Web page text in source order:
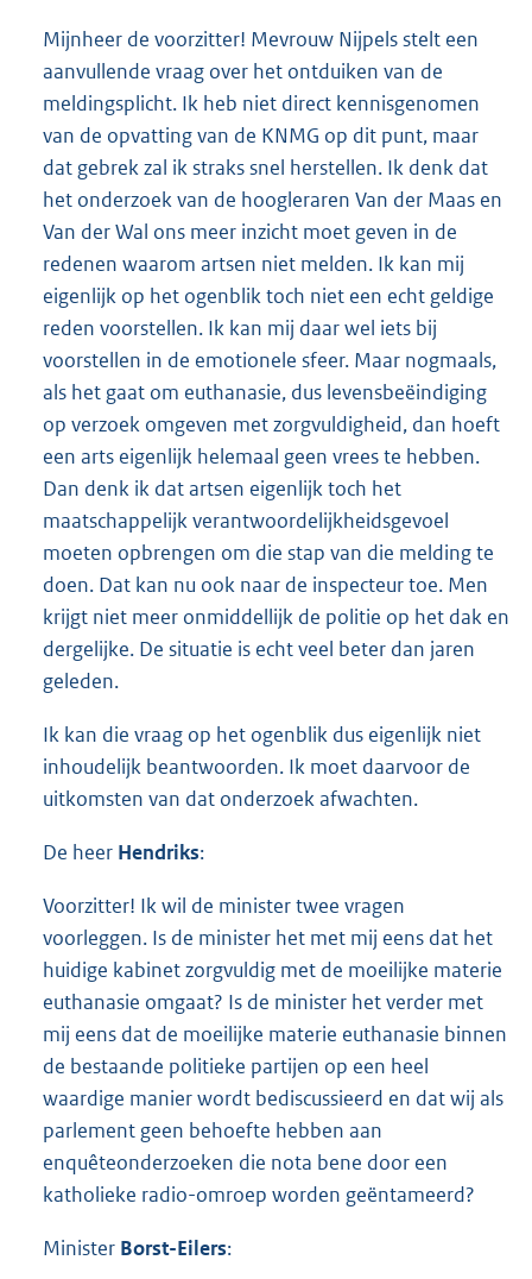
Mijnheer de voorzitter! Mevrouw Nijpels stelt een
aanvullende vraag over het ontduiken van de
meldingsplicht. Ik heb niet direct kennisgenomen
van de opvatting van de KNMG op dit punt, maar
dat gebrek zal ik straks snel herstellen. Ik denk dat
het onderzoek van de hoogleraren Van der Maas en
Van der Wal ons meer inzicht moet geven in de
redenen waarom artsen niet melden. Ik kan mij
eigenlijk op het ogenblik toch niet een echt geldige
reden voorstellen. Ik kan mij daar wel iets bij
voorstellen in de emotionele sfeer. Maar nogmaals,
als het gaat om euthanasie, dus levensbeëindiging
op verzoek omgeven met zorgvuldigheid, dan hoeft
een arts eigenlijk helemaal geen vrees te hebben.
Dan denk ik dat artsen eigenlijk toch het
maatschappelijk verantwoordelijkheidsgevoel
moeten opbrengen om die stap van die melding te
doen. Dat kan nu ook naar de inspecteur toe. Men
krijgt niet meer onmiddellijk de politie op het dak en
dergelijke. De situatie is echt veel beter dan jaren
geleden.
Ik kan die vraag op het ogenblik dus eigenlijk niet
inhoudelijk beantwoorden. Ik moet daarvoor de
uitkomsten van dat onderzoek afwachten.
De heer Hendriks:
Voorzitter! Ik wil de minister twee vragen
voorleggen. Is de minister het met mij eens dat het
huidige kabinet zorgvuldig met de moeilijke materie
euthanasie omgaat? Is de minister het verder met
mij eens dat de moeilijke materie euthanasie binnen
de bestaande politieke partijen op een heel
waardige manier wordt bediscussieerd en dat wij als
parlement geen behoefte hebben aan
enquêteonderzoeken die nota bene door een
katholieke radio-omroep worden geëntameerd?
Minister Borst-Eilers: